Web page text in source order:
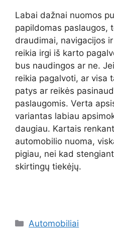
Labai dažnai nuomos
papildomas paslaugos,
draudimai, navigacijos
reikia irgi iš karto
bus naudingos ar ne.
reikia pagalvoti, ar visa
patys ar reikės
paslaugomis. Verta
variantas labiau
daugiau. Kartais
automobilio nuoma,
pigiau, nei kad
skirtingų tiekėjų.
Kategorijos
Automobiliai